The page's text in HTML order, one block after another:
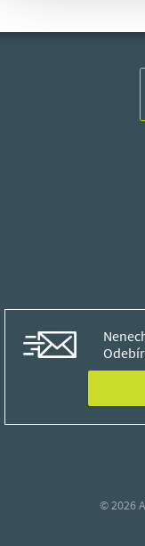
© 2026